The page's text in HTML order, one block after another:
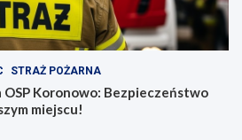
STRAŻ POŻARNA
Koronowo: Bezpieczeństwo
miejscu!